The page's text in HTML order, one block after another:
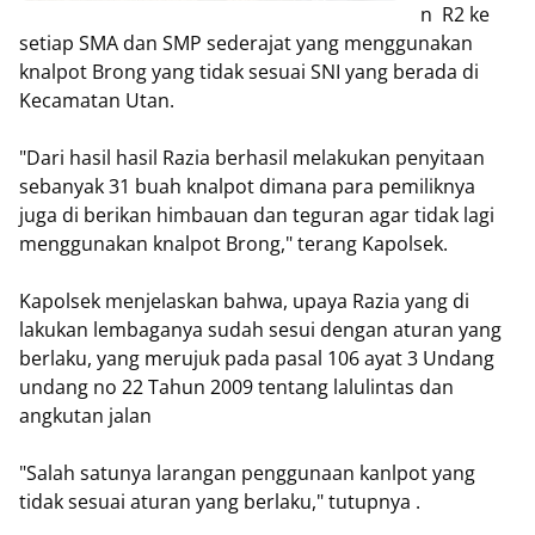
n R2 ke
setiap SMA dan SMP sederajat yang menggunakan
knalpot Brong yang tidak sesuai SNI yang berada di
Kecamatan Utan.
"Dari hasil hasil Razia berhasil melakukan penyitaan
sebanyak 31 buah knalpot dimana para pemiliknya
juga di berikan himbauan dan teguran agar tidak lagi
menggunakan knalpot Brong," terang Kapolsek.
Kapolsek menjelaskan bahwa, upaya Razia yang di
lakukan lembaganya sudah sesui dengan aturan yang
berlaku, yang merujuk pada pasal 106 ayat 3 Undang
undang no 22 Tahun 2009 tentang lalulintas dan
angkutan jalan
"Salah satunya larangan penggunaan kanlpot yang
tidak sesuai aturan yang berlaku," tutupnya .